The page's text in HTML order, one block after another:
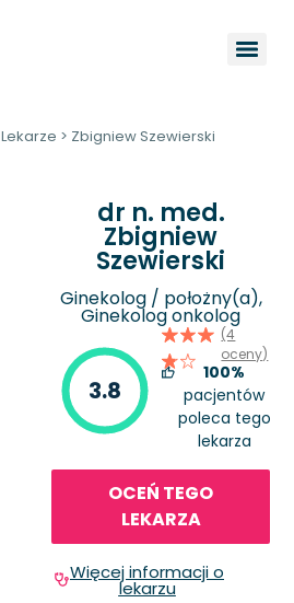
Lekarze > Zbigniew Szewierski
dr n. med.
Zbigniew
Szewierski
Ginekolog / położny(a),
Ginekolog onkolog
3.8
(4
oceny)
100%
pacjentów
poleca tego
lekarza
OCEŃ TEGO
LEKARZA
Więcej informacji o
lekarzu